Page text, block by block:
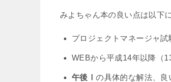
みよちゃん本の良い点は以下
プロジェクトマネージャ
WEBから平成14年以降（
午後Ⅰの具体的な解法、